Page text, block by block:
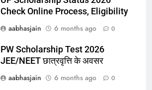
Check Online Process, Eligibility
aabhasjain
6 months ago 0
PW Scholarship Test 2026
JEE/NEET छात्रवृत्ति के अवसर
aabhasjain
6 months ago 0